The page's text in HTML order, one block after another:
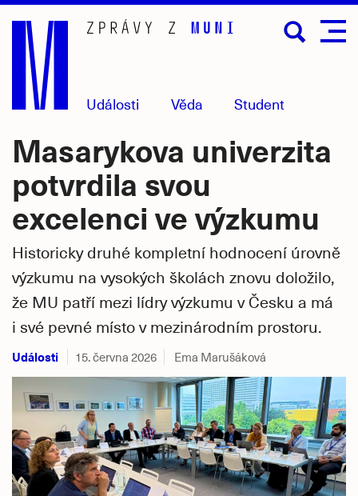
Přejít
hlavní
obsah
Události Věda Student
Masarykova univerzita
potvrdila svou
excelenci ve výzkumu
Historicky druhé kompletní hodnocení úrovně
výzkumu na vysokých školách znovu doložilo,
že MU patří mezi lídry výzkumu v Česku a má
i své pevné místo v mezinárodním prostoru.
Události 15. června 2026 Ema Marušáková